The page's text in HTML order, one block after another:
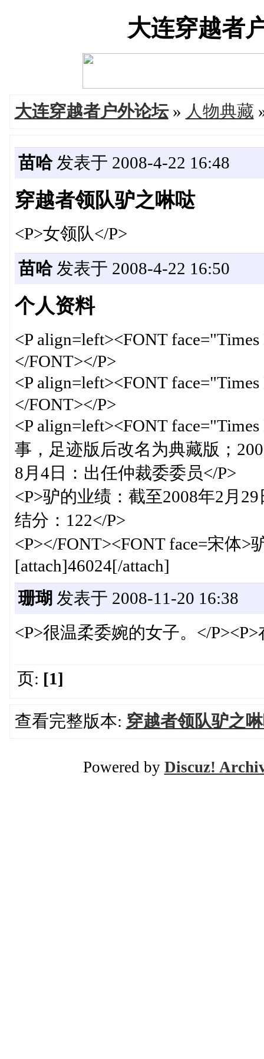
大连穿越者
大连穿越者户外论坛» 人物典藏
苗哈发表于 2008-4-22 16:48
穿越者领队驴之啉哒
<P>女领队</P>
苗哈发表于 2008-4-22 16:50
个人资料
<P align=left><FONT
</FONT></P>
<P align=left><FONT
</FONT></P>
<P align=left><FONT
事，足迹版后改名为典藏版；
8月4日：出任仲裁委委员</P>
<P>驴的业绩：截至2008年2
结分：122</P>
<P></FONT><FONT face=宋体>
[attach]46024[/attach]
珊瑚 发表于 2008-11-20 16:38
<P>很温柔委婉的女子。</
页: [1]
查看完整版本: 穿越者领队驴之
Powered by Discuz!